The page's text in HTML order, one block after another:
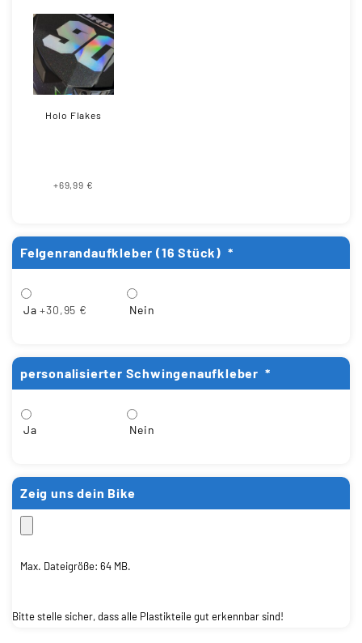
Holo Flakes
+69,99 €
Felgenrandaufkleber (16 Stück) *
Ja +30,95 € Nein
personalisierter Schwingenaufkleber *
Ja Nein
Zeig uns dein Bike
Max. Dateigröße: 64 MB.
Bitte stelle sicher, dass alle Plastikteile gut erkennbar sind!